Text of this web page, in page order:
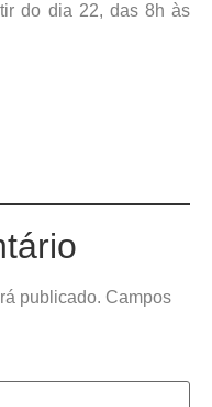
do dia 22, das 8h às
publicado. Campos